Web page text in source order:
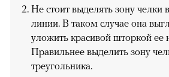
Не стоит выделять зону челки
линии. В таком случае она
уложить красивой шторкой ее
Правильнее выделить зону
треугольника.